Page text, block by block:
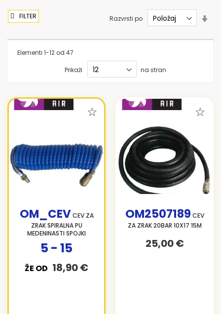
Elementi 1-12 od 47
Prikaži na stran
Razvrsti po
OM_CEV CEV ZA
ZRAK SPIRALNA PU
MEDENINASTI SPOJKI
ŽE OD 18,90 €
5 - 15
OM2507189 CEV
ZA ZRAK 20BAR 10X17 15M
25,00 €
FILTER